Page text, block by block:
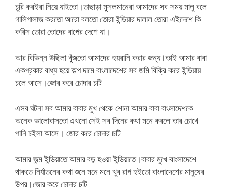
চুরি করইরা নিয়ে যাইতো।তাছাড়া মুসলমানেরা আমাদের সব সময় মালু বলে
গালিগালাজ করতো আরো বলতো তোরা ইন্ডিয়ার দালাল তোরা এইদেশে কি
করিস তোরা তোদের বাপের দেশে যা।
আর বিভিন্ন উছিলা খুঁজতো আমাদের হয়রানি করার জন্য।তাই আমার বাবা
একপ্রকার বাধ্য হয়ে অল্প দামে বাংলাদেশের সব জমি বিক্রি করে ইন্ডিয়ায়
চলে আসে।জোর করে চোদার চটি
এসব ঘটনা সব আমার বাবার মুখ থেকে শোনা আমার বাবা বাংলাদেশকে
অনেক ভালোবাসতো এখনো সেই সব দিনের কথা মনে করলে তার চোখে
পানি চইলা আসে। জোর করে চোদার চটি
আমার জন্ম ইন্ডিয়াতে আমার বড় হওয়া ইন্ডিয়াতে।বাবার মুখে বাংলাদেশে
থাকতে নির্যাতনের কথা শুনে মনে মনে খুব রাগ হইতো বাংলাদেশের মানুষের
উপর।জোর করে চোদার চটি